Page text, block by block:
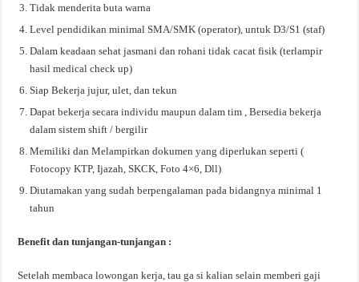
Tidak menderita buta warna
Level pendidikan minimal SMA/SMK (operator), untuk D3/S1 (staf)
Dalam keadaan sehat jasmani dan rohani tidak cacat fisik (terlampir
hasil medical check up)
Siap Bekerja jujur, ulet, dan tekun
Dapat bekerja secara individu maupun dalam tim , Bersedia bekerja
dalam sistem shift / bergilir
Memiliki dan Melampirkan dokumen yang diperlukan seperti (
Fotocopy KTP, Ijazah, SKCK, Foto 4×6, Dll)
Diutamakan yang sudah berpengalaman pada bidangnya minimal 1
tahun
Benefit dan tunjangan-tunjangan :
Setelah membaca lowongan kerja, tau ga si kalian selain memberi gaji